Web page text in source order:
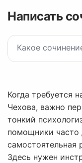
Написать
Когда требуется
Чехова, важно
тонкий
помощники часто
самостоятельная
Здесь нужен